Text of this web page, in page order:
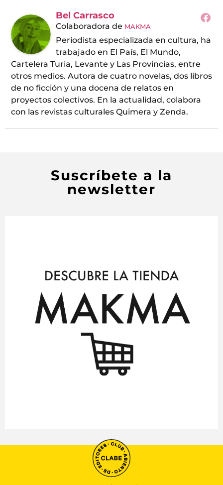
Bel Carrasco
Colaboradora de MAKMA
Periodista especializada en cultura, ha
trabajado en El País, El Mundo,
Cartelera Turia, Levante y Las Provincias, entre
otros medios. Autora de cuatro novelas, dos libros
de no ficción y una docena de relatos en
proyectos colectivos. En la actualidad, colabora
con las revistas culturales Quimera y Zenda.
Suscríbete a la
newsletter